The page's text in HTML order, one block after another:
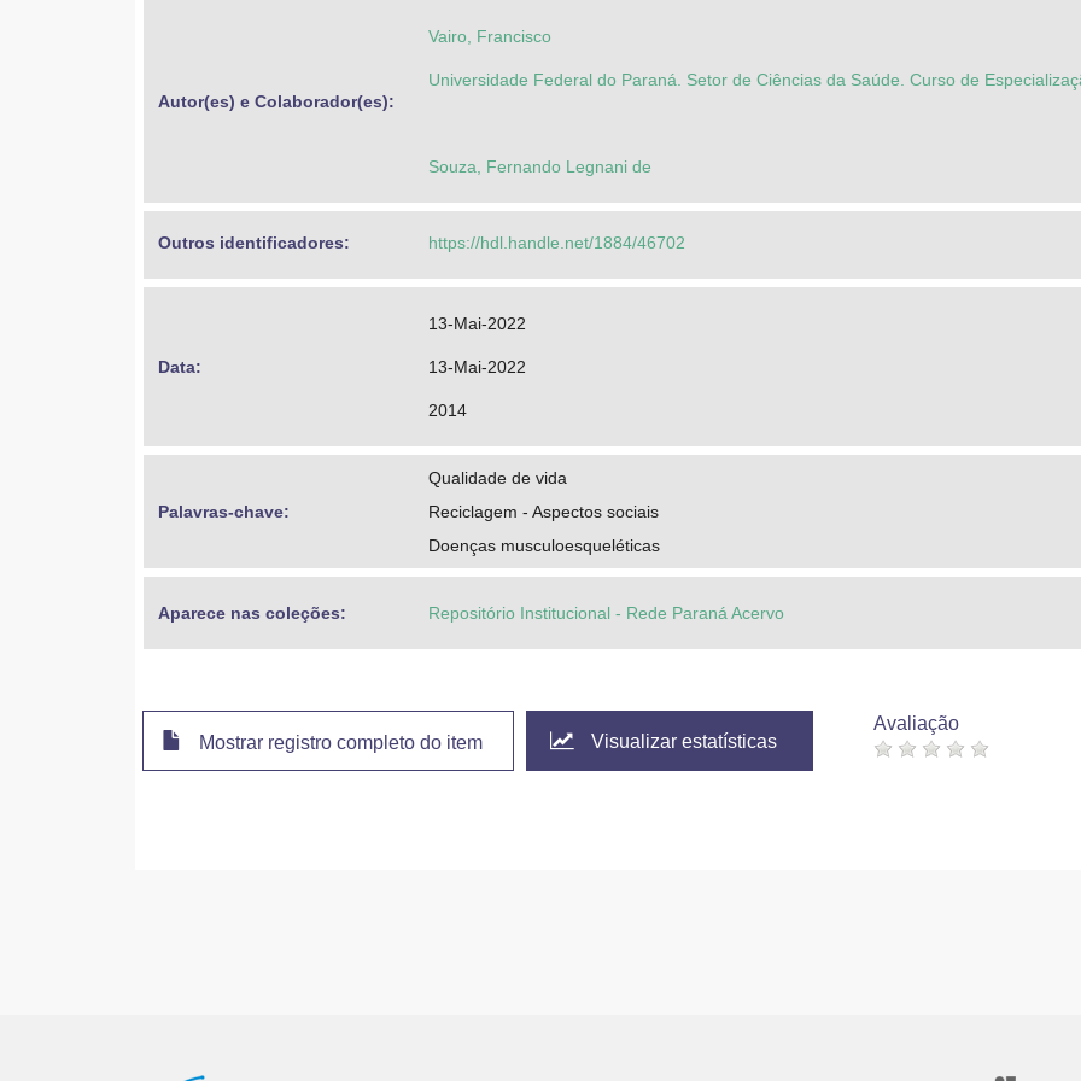
Autor(es) e Colaborador(es):
Vairo, Francisco
Universidade Federal do Paraná. Setor de Ciências da Saúde. Curso de
Souza, Fernando Legnani de
Outros identificadores: https://hdl.handle.net/1884/46702
Data:
13-Mai-2022
13-Mai-2022
2014
Palavras-chave:
Qualidade de vida
Reciclagem - Aspectos sociais
Doenças musculoesqueléticas
Aparece nas coleções: Repositório Institucional - Rede Paraná Acervo
Mostrar registro completo do item Visualizar estatísticas
Avaliação